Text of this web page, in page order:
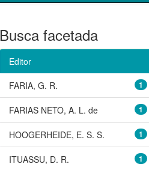
Busca facetada
Editor
1
FARIA, G. R.
1
FARIAS NETO, A. L. de
1
HOOGERHEIDE, E. S. S.
1
ITUASSU, D. R.